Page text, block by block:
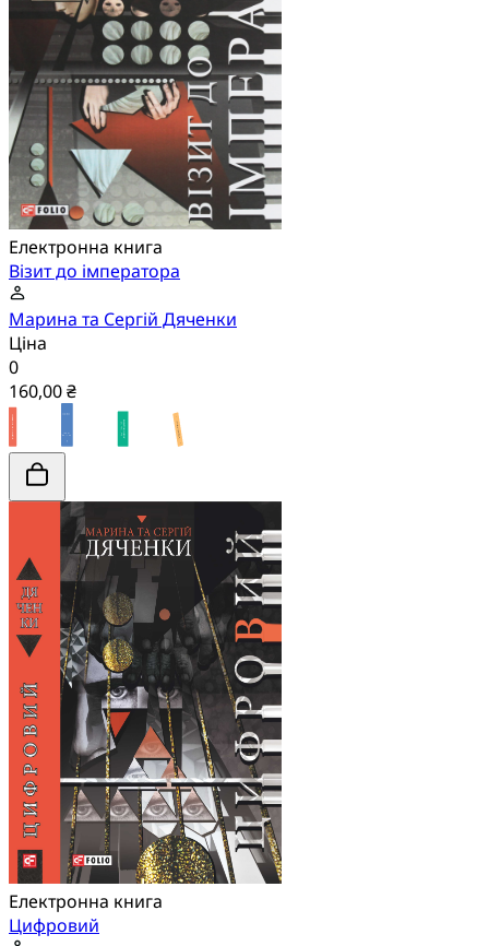
Електронна книга
Візит до імператора
Марина та Сергій Дяченки
Ціна
0
160,00 ₴
Електронна книга
Цифровий